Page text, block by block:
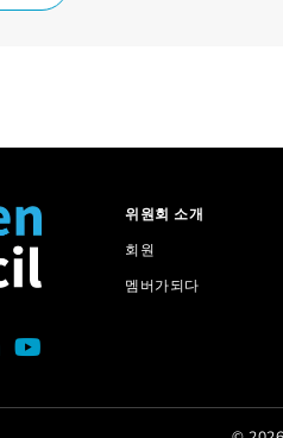
위원회 소개
회원
멤버가되다